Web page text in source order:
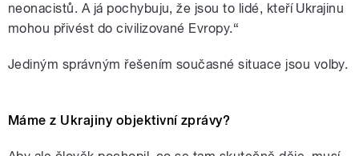
neonacistů. A já pochybuju, že jsou to lidé, kteří Ukrajinu
mohou přivést do civilizované Evropy.“
Jediným správným řešením současné situace jsou volby.
Máme z Ukrajiny objektivní zprávy?